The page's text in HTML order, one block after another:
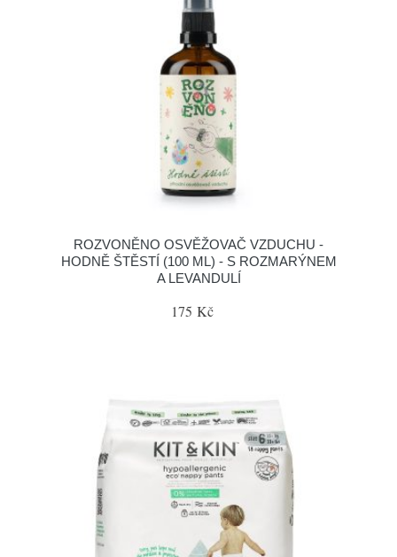
ROZVONĚNO OSVĚŽOVAČ VZDUCHU -
HODNĚ ŠTĚSTÍ (100 ML) - S ROZMARÝNEM
A LEVANDULÍ
175 Kč